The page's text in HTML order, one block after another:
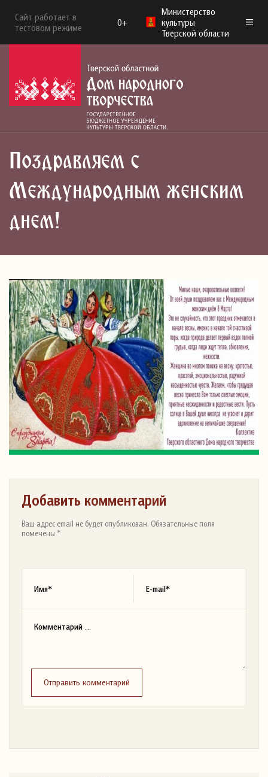
Сайт работает в
тестовом режиме
0+
Министерство
культуры
Тверской области
Поздравляем с
Международным женским
днем!
Добавить комментарий
Ваш адрес email не будет опубликован. Обязательные поля
помечены *
Отправить комментарий